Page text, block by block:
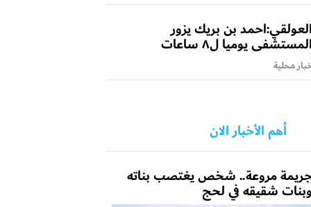
العولقي:احمد بن بريك يزور
المستشفى يوميا ل٨ ساعات
محلية
أهم الأخبار الان
مروعة.. شخص يغتصب بناته
وبنات شقيقه في لحج